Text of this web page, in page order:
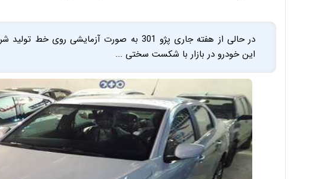
در حالی از هفته جاری پژو 301 به صورت آزمایشی
این خودرو در بازار با شکست سختی ...